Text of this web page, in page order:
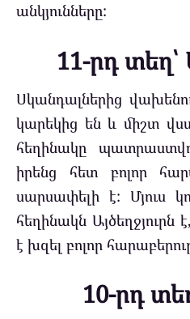
անկյունները:
11-րդ տեղ՝
Սկանդալներից
կարեկից են և միշտ
հեղինակը
իրենց հետ բոլոր
սարսափելի է: Մյուս
հեղինակն
է խզել բոլոր
10-րդ